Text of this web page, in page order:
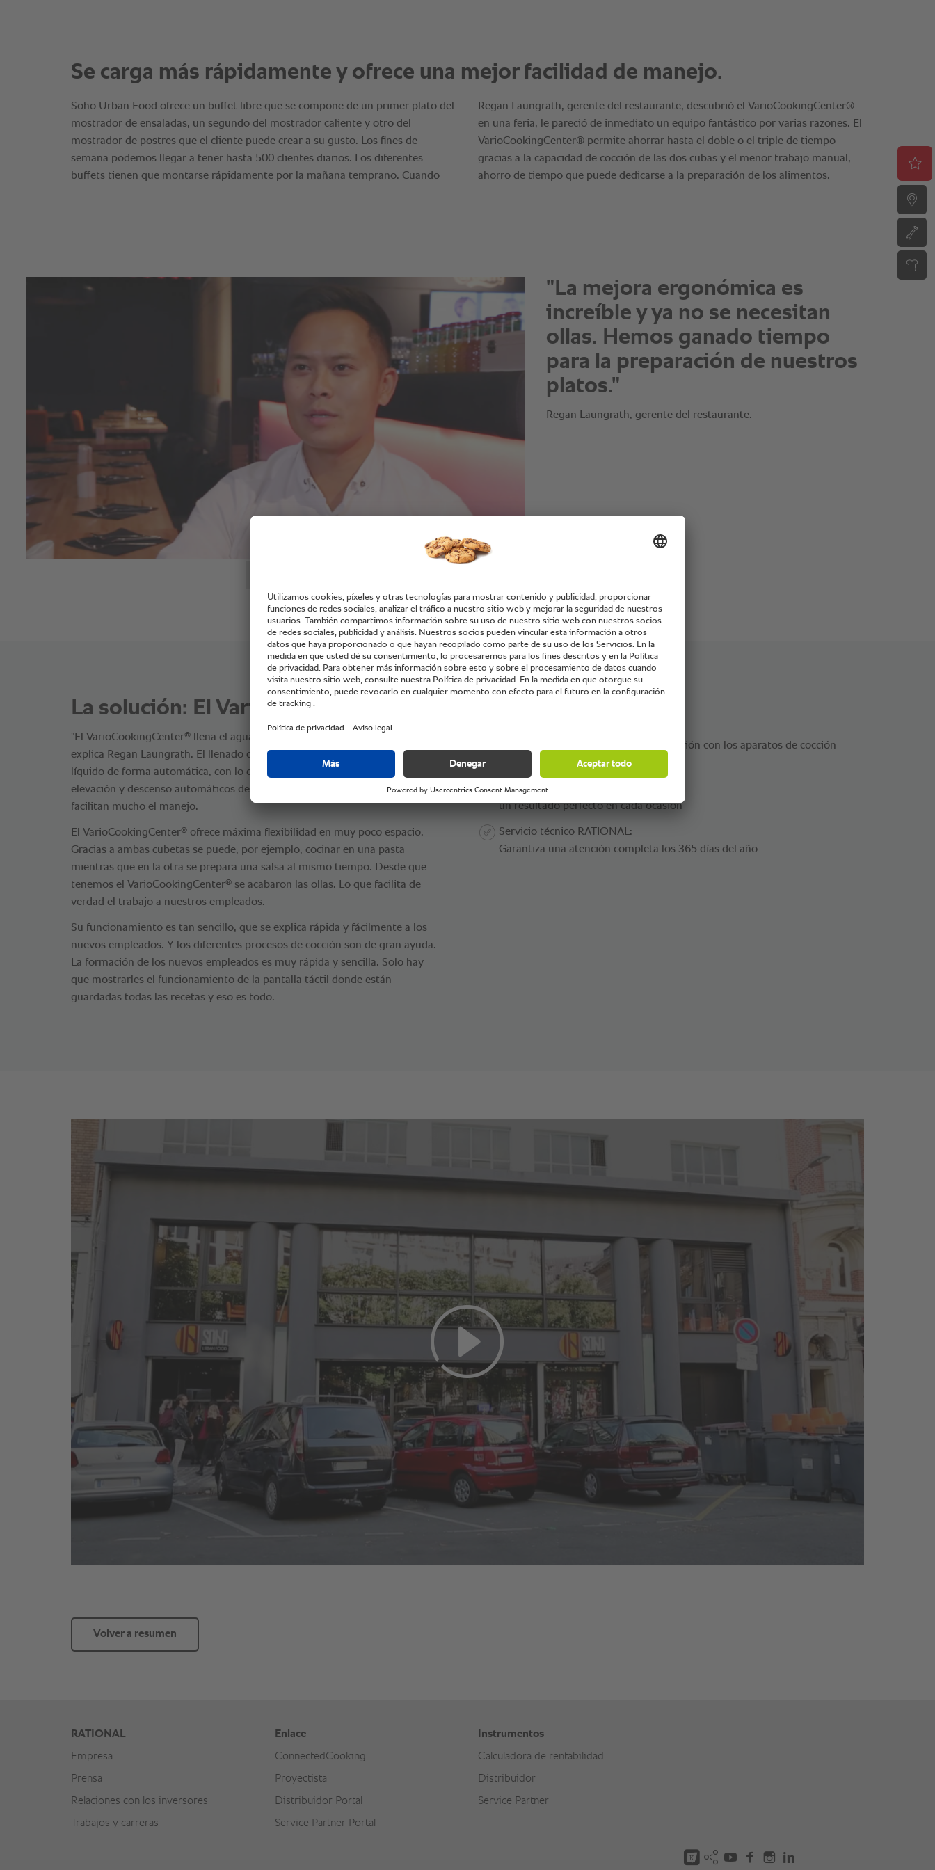
"La capacidad de cocción y el
ahorro de tiempo son
fantásticos."
Regan Laungrath, gerente del restaurante.
La solución: El VarioCookingCenter
"El VarioCookingCenter®
llena el agua por sí solo de forma rápida y sencilla,"
explica Regan Laungrath. El llenado de agua integrado permite añadir el
líquido de forma automática, con lo que también se ahorra tiempo. La
elevación y descenso automáticos de la cuba son funciones adicionales que
facilitan mucho el manejo.
El VarioCookingCenter® ofrece máxima flexibilidad en muy poco espacio.
Gracias a ambas cubetas se puede, por ejemplo, cocinar en una pasta
mientras que en la otra se prepara una salsa al mismo tiempo. Desde que
tenemos el VarioCookingCenter® se acabaron las ollas. Lo que facilita de
verdad el trabajo a nuestros empleados.
Su funcionamiento es tan sencillo, que se explica rápida y fácilmente a los
nuevos empleados. Y los diferentes procesos de cocción son de gran ayuda.
La formación de los nuevos empleados es muy rápida y sencilla. Solo hay
que mostrarles el funcionamiento de la pantalla táctil donde están
guardadas todas las recetas y eso es todo.
Ahorro de hasta un 40 % en comparación con los aparatos de cocción
VarioCooking Control
un resultado perfecto en cada ocasión
Servicio técnico RATIONAL:
Garantiza una atención completa los 365 días del año
Volver a resumen